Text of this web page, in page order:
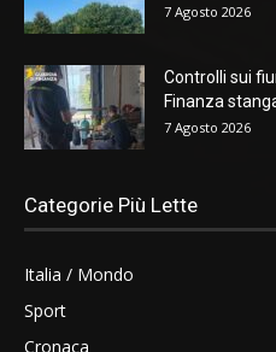
7 Agosto 2026
Controlli sui
Finanza
7 Agosto 2026
Categorie Più Lette
Italia / Mondo
Sport
Cronaca